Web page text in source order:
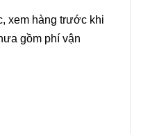
xem hàng trước khi
gồm phí vận